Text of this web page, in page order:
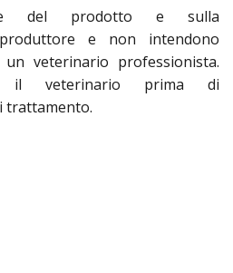
del prodotto e sulla
e non intendono
veterinario professionista.
il veterinario prima di
trattamento.